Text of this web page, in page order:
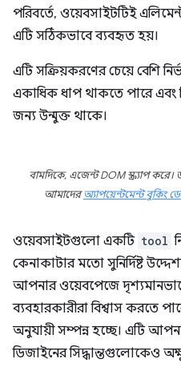
পরিবর্তে, ওয়েবসাইটটিই
এটি সঠিকভাবে ব্যবহৃত হয়।
এটি সক্রিয়করণের চেয়ে বেশি
একাধিক ধাপ থাকতে পারে এবং
জন্য উন্মুক্ত থাকে।
বামদিকে, এজেন্ট DOM স্ক্র্যাপ
আমাদেরঅ্যাপয়েন্টমেন্ট বুকিং
ওয়েবসাইটগুলো একটি tool
কেনাকাটার মতো সুনির্দিষ্ট
আপনার ওয়েবপেজে
ব্যবহারকারীরা বিশ্বাস করতে
অনুযায়ী সম্পন্ন হচ্ছে। এটি
ডিজাইনের সিদ্ধান্তগুলোকেও